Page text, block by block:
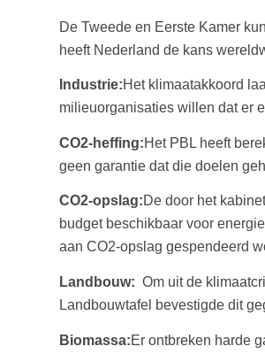
De Tweede en Eerste Kamer
heeft Nederland de kans
Industrie:Het klimaatakkoord
milieuorganisaties willen dat er
CO2-heffing:Het PBL heeft
geen garantie dat die doelen
CO2-opslag:De door het
budget beschikbaar voor
aan CO2-opslag gespendeerd
Landbouw: Om uit de
Landbouwtafel bevestigde dit
Biomassa:Er ontbreken harde